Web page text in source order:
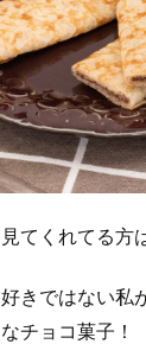
てくれてる
きではない私
チョコ菓子！